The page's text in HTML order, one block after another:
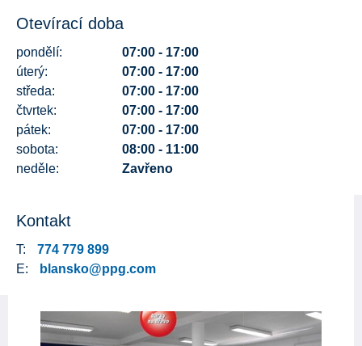
Otevírací doba
pondělí:
07:00 - 17:00
úterý:
07:00 - 17:00
středa:
07:00 - 17:00
čtvrtek:
07:00 - 17:00
pátek:
07:00 - 17:00
sobota:
08:00 - 11:00
neděle:
Zavřeno
Kontakt
T:
774 779 899
E:
blansko@ppg.com